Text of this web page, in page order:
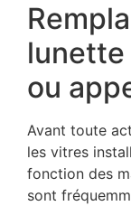
lunette
ou
Avant toute
les vitres
fonction des
sont